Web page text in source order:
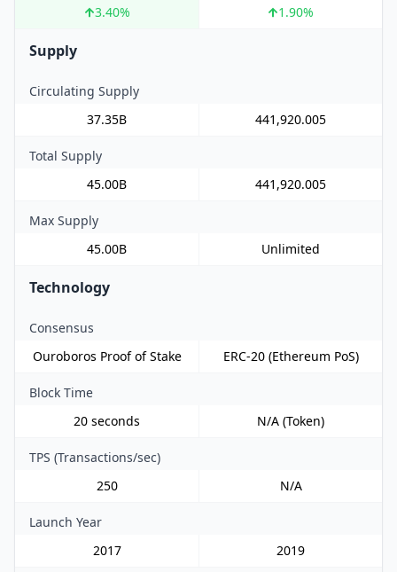
3.40% 1.90%
Supply
Circulating Supply
37.35B
441,920.005
Total Supply
45.00B
441,920.005
Max Supply
45.00B
Unlimited
Technology
Consensus
Ouroboros Proof of Stake
ERC-20 (Ethereum PoS)
Block Time
20 seconds
N/A (Token)
TPS (Transactions/sec)
250
N/A
Launch Year
2017
2019